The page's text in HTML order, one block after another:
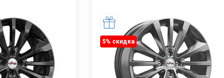
5% cкидка